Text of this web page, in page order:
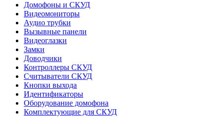
Домофоны и СКУД
Видеомониторы
Аудио трубки
Вызывные панели
Видеоглазки
Замки
Доводчики
Контроллеры СКУД
Считыватели СКУД
Кнопки выхода
Идентификаторы
Оборудование домофона
Комплектующие для СКУД